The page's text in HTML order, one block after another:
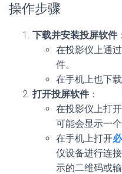
操作步骤
下载并安装投屏软件：
在投影仪上通
件。
在手机上也下
打开投屏软件：
在投影仪上打
可能会显示一
在手机上打开
仪设备进行连
示的二维码或输